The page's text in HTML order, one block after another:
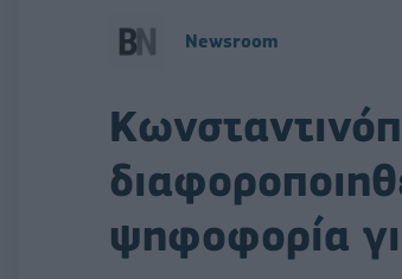
Newsroom
ψηφοφορία